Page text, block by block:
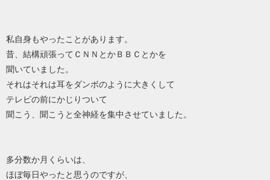
私自身もやったことがあります。
昔、結構頑張ってＣＮＮとかＢＢＣとかを
聞いていました。
それはそれは耳をダンボのように大きくして
テレビの前にかじりついて
聞こう、聞こうと全神経を集中させていました。
多分数か月くらいは、
ほぼ毎日やったと思うのですが、